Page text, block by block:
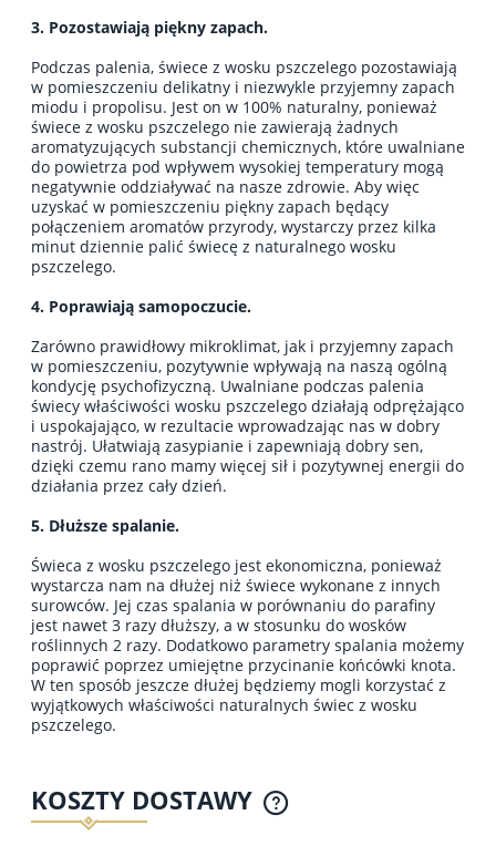
3. Pozostawiają piękny zapach.
Podczas palenia, świece z wosku pszczelego pozostawiają
w pomieszczeniu delikatny i niezwykle przyjemny zapach
miodu i propolisu. Jest on w 100% naturalny, ponieważ
świece z wosku pszczelego nie zawierają żadnych
aromatyzujących substancji chemicznych, które uwalniane
do powietrza pod wpływem wysokiej temperatury mogą
negatywnie oddziaływać na nasze zdrowie. Aby więc
uzyskać w pomieszczeniu piękny zapach będący
połączeniem aromatów przyrody, wystarczy przez kilka
minut dziennie palić świecę z naturalnego wosku
pszczelego.
4. Poprawiają samopoczucie.
Zarówno prawidłowy mikroklimat, jak i przyjemny zapach
w pomieszczeniu, pozytywnie wpływają na naszą ogólną
kondycję psychofizyczną. Uwalniane podczas palenia
świecy właściwości wosku pszczelego działają odprężająco
i uspokajająco, w rezultacie wprowadzając nas w dobry
nastrój. Ułatwiają zasypianie i zapewniają dobry sen,
dzięki czemu rano mamy więcej sił i pozytywnej energii do
działania przez cały dzień.
5. Dłuższe spalanie.
Świeca z wosku pszczelego jest ekonomiczna, ponieważ
wystarcza nam na dłużej niż świece wykonane z innych
surowców. Jej czas spalania w porównaniu do parafiny
jest nawet 3 razy dłuższy, a w stosunku do wosków
roślinnych 2 razy. Dodatkowo parametry spalania możemy
poprawić poprzez umiejętne przycinanie końcówki knota.
W ten sposób jeszcze dłużej będziemy mogli korzystać z
wyjątkowych właściwości naturalnych świec z wosku
pszczelego.
KOSZTY DOSTAWY
CENA NIE ZAWIERA EWENTUALNYCH KOSZTÓW
PŁATNOŚCI